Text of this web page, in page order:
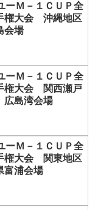
ーＭ－１ＣＵＰ全
権大会 沖縄地区
会場
ーＭ－１ＣＵＰ全
権大会 関西瀬戸
島湾会場
ーＭ－１ＣＵＰ全
権大会 関東地区
浦会場